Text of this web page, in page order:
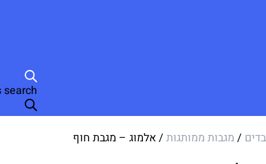
search
/ מגבות ממותגות / אלמוג – מגבת חוף